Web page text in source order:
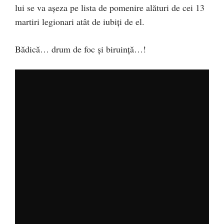
lui se va aşeza pe lista de pomenire alături de cei 13
martiri legionari atât de iubiţi de el.
Bădică… drum de foc şi biruinţă…!